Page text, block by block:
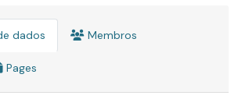
dados Membros
Pages